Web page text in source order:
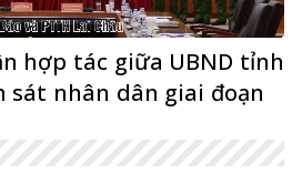
hợp tác giữa UBND tỉnh
sát nhân dân giai đoạn